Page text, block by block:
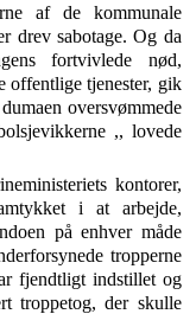
af de kom­munale
drev sabotage. Og da
fortvivlede nød,
offentlige tjenester, gik
oversvømmede
,, lovede
kontorer,
i at arbejde,
på enhver måde
tropperne
fjendtligt indstillet og
troppetog, der skulle